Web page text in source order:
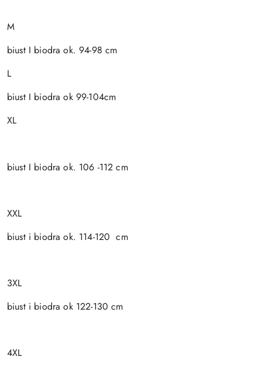
M
biust I biodra ok. 94-98 cm
L
biust I biodra ok 99-104cm
XL
biust I biodra ok. 106 -112 cm
XXL
biust i biodra ok. 114-120 cm
3XL
biust i biodra ok 122-130 cm
4XL